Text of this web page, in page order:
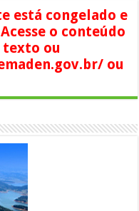
está congelado e
o conteúdo
texto ou
ou